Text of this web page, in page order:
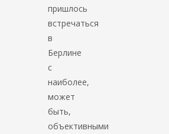
пришлось
встречаться
в
Берлине
с
наиболее,
может
быть,
объективными